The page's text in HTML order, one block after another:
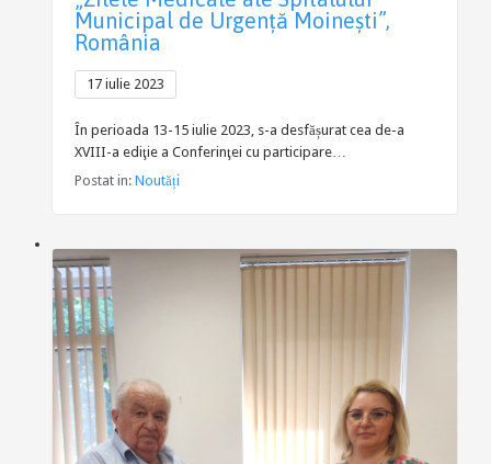
Municipal de Urgență Moinești”,
România
17 iulie 2023
În perioada 13-15 iulie 2023, s-a desfășurat cea de-a
XVIII-a ediţie a Conferinţei cu participare…
Postat in: Noutăți